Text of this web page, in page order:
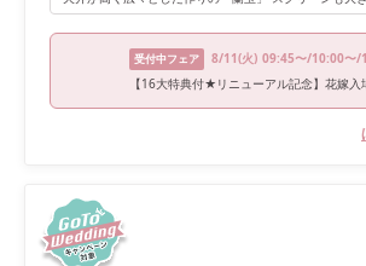
受付中フェア 8/11(火) 09:45〜/10:00〜/